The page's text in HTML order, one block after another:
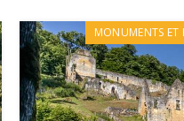
MONUMENTS ET